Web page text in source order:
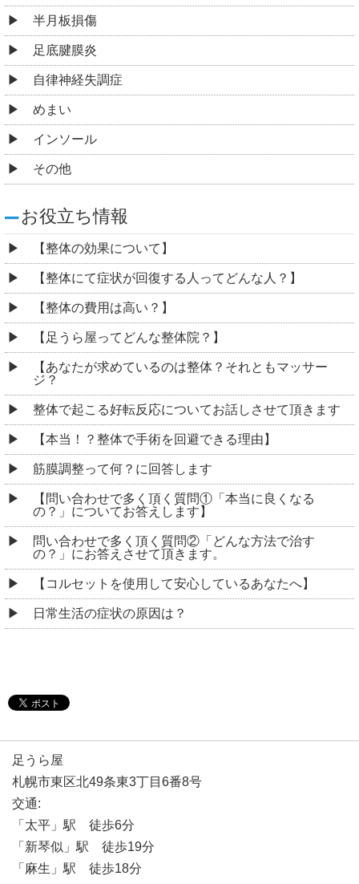
半月板損傷
足底腱膜炎
自律神経失調症
めまい
インソール
その他
お役立ち情報
【整体の効果について】
【整体にて症状が回復する人ってどんな人？】
【整体の費用は高い？】
【足うら屋ってどんな整体院？】
【あなたが求めているのは整体？それともマッサー
ジ？
整体で起こる好転反応についてお話しさせて頂きます
【本当！？整体で手術を回避できる理由】
筋膜調整って何？に回答します
【問い合わせで多く頂く質問①「本当に良くなる
の？」についてお答えします】
問い合わせで多く頂く質問②「どんな方法で治す
の？」にお答えさせて頂きます。
【コルセットを使用して安心しているあなたへ】
日常生活の症状の原因は？
足うら屋
札幌市東区北49条東3丁目6番8号
交通:
「太平」駅 徒歩6分
「新琴似」駅 徒歩19分
「麻生」駅 徒歩18分